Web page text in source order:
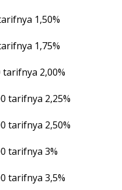
1,50%
1,75%
tarifnya 2,00%
tarifnya 2,25%
tarifnya 2,50%
tarifnya 3%
tarifnya 3,5%